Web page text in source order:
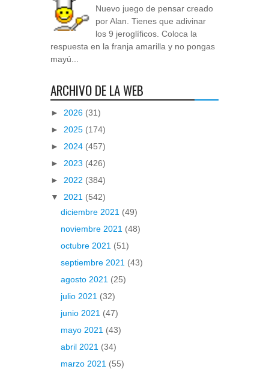
Nuevo juego de pensar creado
por Alan. Tienes que adivinar
los 9 jeroglíficos. Coloca la
respuesta en la franja amarilla y no pongas
mayú...
ARCHIVO DE LA WEB
► 2026 (31)
► 2025 (174)
► 2024 (457)
► 2023 (426)
► 2022 (384)
▼ 2021 (542)
diciembre 2021 (49)
noviembre 2021 (48)
octubre 2021 (51)
septiembre 2021 (43)
agosto 2021 (25)
julio 2021 (32)
junio 2021 (47)
mayo 2021 (43)
abril 2021 (34)
marzo 2021 (55)